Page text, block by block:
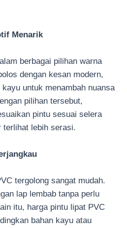
Menarik
berbagai pilihan warna
dengan kesan modern,
untuk menambah nuansa
pilihan tersebut,
pintu sesuai selera
terlihat lebih serasi.
tergolong sangat mudah.
lap lembab tanpa perlu
itu, harga pintu lipat PVC
bahan kayu atau